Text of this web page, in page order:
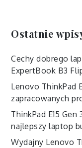
Ostatnie
Cechy dobrego
ExpertBook B3
Lenovo ThinkPad
zapracowanych
ThinkPad E15
najlepszy laptop
Wydajny Lenovo